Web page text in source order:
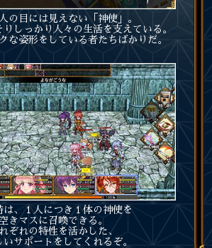
の目には見えない「神使」。
しっかり人々の生活を支えている。
な姿形をしている者たちばかりだ。
は、１人につき１体の神使を
空きマスに召喚できる。
ぞれの特性を活かした、
いサポートをしてくれるぞ。